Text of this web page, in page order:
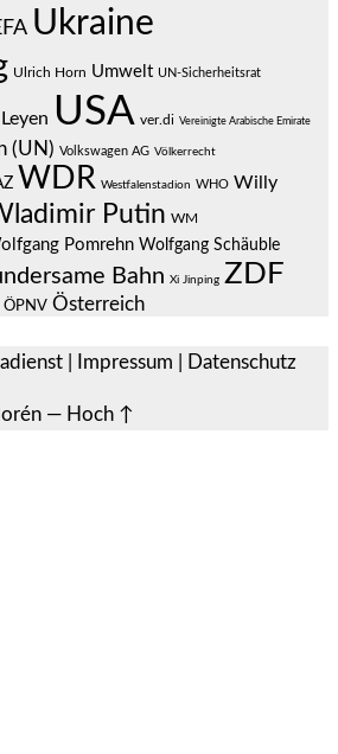
Ukraine
Ulrich Horn Umwelt UN-Sicherheitsrat
USA ver.di Vereinigte Arabische Emirate
(UN) Volkswagen AG Völkerrecht
WDR Westfalenstadion WHO Willy
Putin WM
Pomrehn Wolfgang Schäuble
Bahn Xi Jinping ZDF
ÖPNV Österreich
Impressum Datenschutz
— Hoch ↑